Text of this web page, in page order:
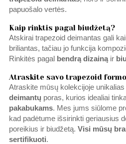
papuošalo vertės.
Kaip rinktis pagal biudžetą?
Atskirai trapezoid deimantas gali
briliantas, tačiau jo funkcija
Rinkitės pagal
bendrą dizainąir
Atraskite savo trapezoid
Atraskite mūsų kolekcijoje unikalias
deimantų poras, kurios idealiai
pakabukams. Mes jums siūlome
kad padėtume išsirinkti geriausius
poreikius ir biudžetą. Visi mūsų
sertifikuoti.